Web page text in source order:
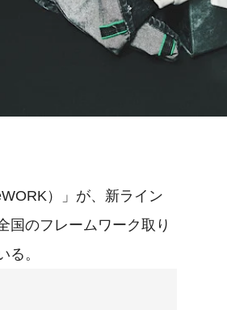
）」が、新ライン
国のフレームワーク取り
。